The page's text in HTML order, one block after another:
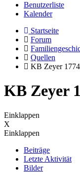
Benutzerliste
Kalender
Startseite
Forum
Quellen
KB Zeyer
KB Zeyer
Einklappen
X
Einklappen
Beiträge
Letzte Aktivität
Bilder